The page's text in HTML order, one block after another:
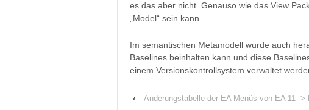
es das aber nicht. Genauso wie das View
„Model“ sein kann.
Im semantischen Metamodell wurde auch
Baselines beinhalten kann und diese
einem Versionskontrollsystem verwaltet
‹ Änderungstabelle der EA Menüs von EA 11 ->